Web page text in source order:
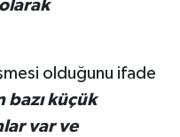
olduğunu ifade
bazı küçük
var ve